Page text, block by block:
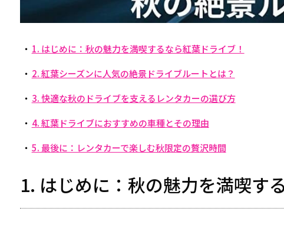
1. はじめに：秋の魅力を満喫するなら紅葉ドライブ！
2. 紅葉シーズンに人気の絶景ドライブルートとは？
3. 快適な秋のドライブを支えるレンタカーの選び方
4. 紅葉ドライブにおすすめの車種とその理由
5. 最後に：レンタカーで楽しむ秋限定の贅沢時間
1. はじめに：秋の魅力を満喫す